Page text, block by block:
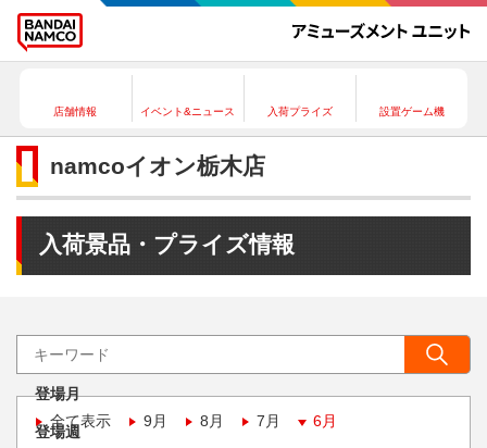
店舗情報 イベント&ニュース 入荷プライズ 設置ゲーム機
namcoイオン栃木店
入荷景品・プライズ情報
登場月
全て表示
9月 8月 7月 6月
登場週